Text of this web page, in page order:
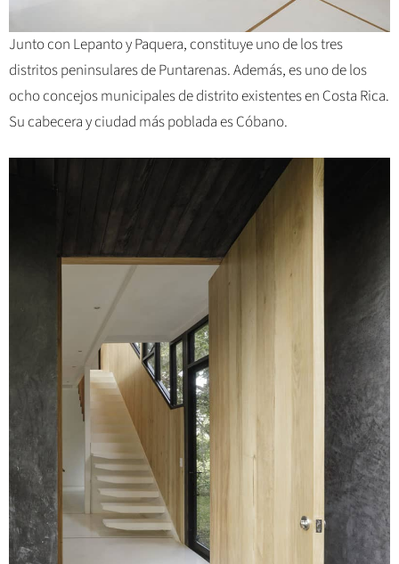
Junto con Lepanto y Paquera, constituye uno de los tres
distritos peninsulares de Puntarenas. Además, es uno de los
ocho concejos municipales de distrito existentes en Costa Rica.
Su cabecera y ciudad más poblada es Cóbano.